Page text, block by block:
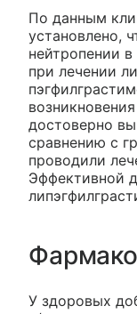
По данным
установлено,
нейтропении
при лечении
достоверно
сравнению с
проводили
Эффективной
У здоровых